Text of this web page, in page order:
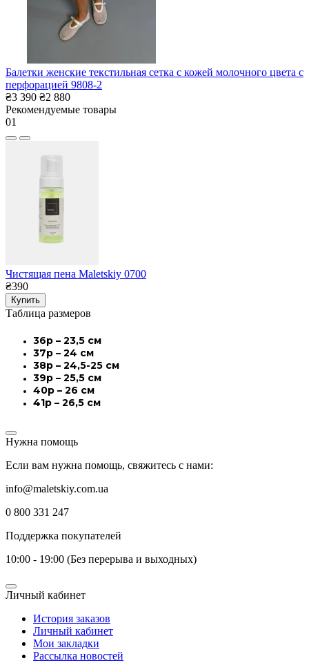
Балетки женские текстильная сетка с кожей молочного цвета с
перфорацией 9808-2
₴3 390 ₴2 880
Рекомендуемые товары
01
Чистящая пена Maletskiy 0700
₴390
Купить
Таблица размеров
36р – 23,5 см
37р – 24 см
38р – 24,5-25 см
39р – 25,5 см
40р – 26 см
41р – 26,5 см
Нужна помощь
Если вам нужна помощь, свяжитесь с нами:
info@maletskiy.com.ua
0 800 331 247
Поддержка покупателей
10:00 - 19:00 (Без перерыва и выходных)
Личный кабинет
История заказов
Личный кабинет
Мои закладки
Рассылка новостей